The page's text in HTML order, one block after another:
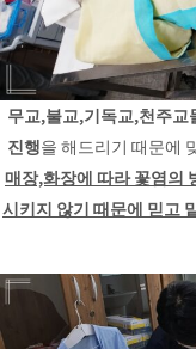
무교,불교,기독교,천주교
진행을 해드리기 때문에
매장,화장에 따라 꽃염의
시키지 않기 때문에 믿고